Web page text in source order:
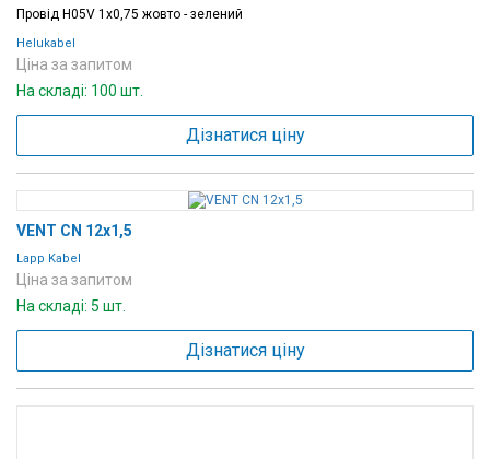
Провід H05V 1х0,75 жовто - зелений
Helukabel
Ціна за запитом
На складі: 100 шт.
Дізнатися ціну
VENT CN 12x1,5
Lapp Kabel
Ціна за запитом
На складі: 5 шт.
Дізнатися ціну